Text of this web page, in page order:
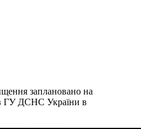
заплановано на
в ГУ ДСНС України в